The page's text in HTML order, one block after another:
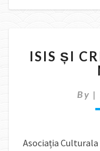
ISIS ȘI
By |
Asociația